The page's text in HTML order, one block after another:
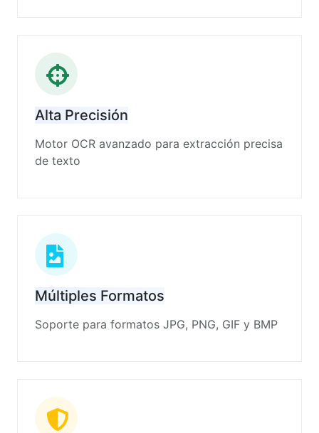
Alta Precisión
Motor OCR avanzado para extracción precisa
de texto
Múltiples Formatos
Soporte para formatos JPG, PNG, GIF y BMP